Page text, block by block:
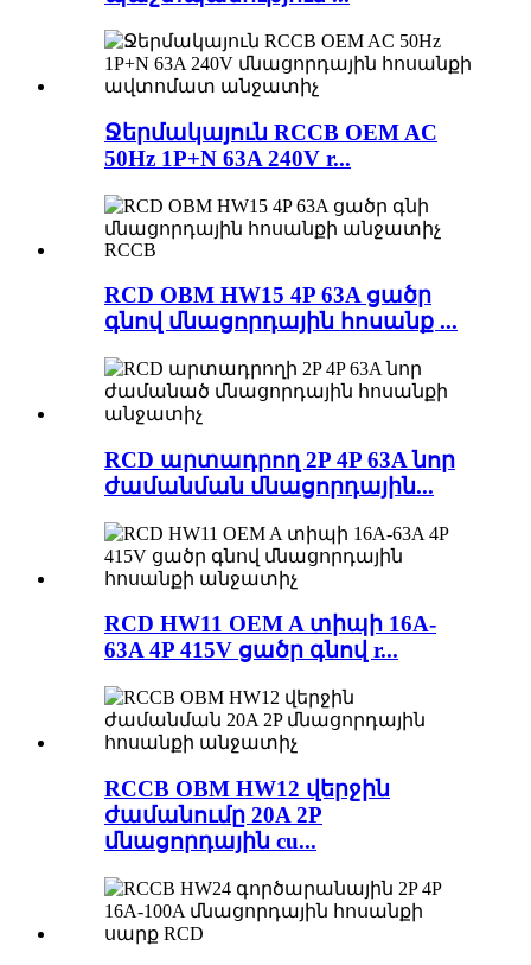
Ջերմակայուն RCCB OEM AC
50Hz 1P+N 63A 240V r...
RCD OBM HW15 4P 63A ցածր
գնով մնացորդային հոսանք ...
RCD արտադրող 2P 4P 63A նոր
ժամանման մնացորդային...
RCD HW11 OEM A տիպի 16A-
63A 4P 415V ցածր գնով r...
RCCB OBM HW12 վերջին
ժամանումը 20A 2P
մնացորդային cu...